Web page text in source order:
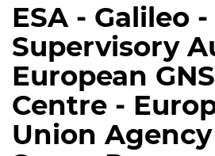
ESA - Galileo
Supervisory
European
Centre -
Union